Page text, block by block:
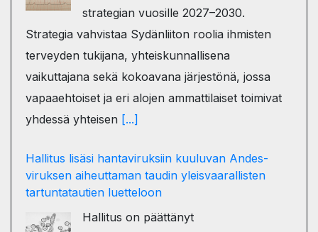
strategian vuosille 2027–2030.
Strategia vahvistaa Sydänliiton roolia ihmisten
terveyden tukijana, yhteiskunnallisena
vaikuttajana sekä kokoavana järjestönä, jossa
vapaaehtoiset ja eri alojen ammattilaiset toimivat
yhdessä yhteisen [...]
Hallitus lisäsi hantaviruksiin kuuluvan Andes-
viruksen aiheuttaman taudin yleisvaarallisten
tartuntatautien luetteloon
Hallitus on päättänyt